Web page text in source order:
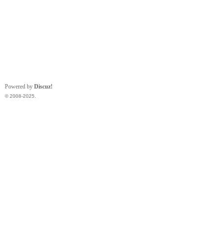
Powered by Discuz!
© 2008-2025.